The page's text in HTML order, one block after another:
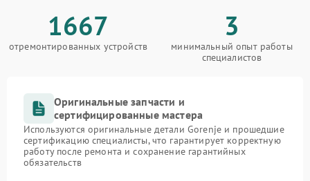
1667
отремонтированных устройств
3
минимальный опыт работы
специалистов
Оригинальные запчасти и
сертифицированные мастера
Используются оригинальные детали Gorenje и прошедшие
сертификацию специалисты, что гарантирует корректную
работу после ремонта и сохранение гарантийных
обязательств